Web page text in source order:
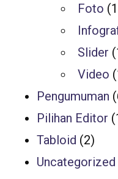
Foto
Slider
Video
Pengumuman
Pilihan Editor
Tabloid (2)
Uncategorized